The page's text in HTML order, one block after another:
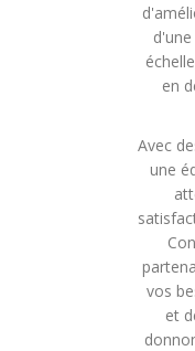
en
Avec
une
vos
et